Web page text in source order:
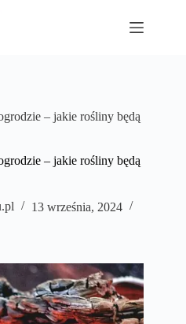
– jakie rośliny będą
– jakie rośliny będą
13 września, 2024